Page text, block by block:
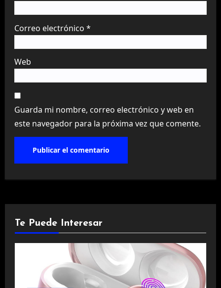
Correo electrónico *
Web
Guarda mi nombre, correo electrónico y web en
este navegador para la próxima vez que comente.
Te Puede Interesar